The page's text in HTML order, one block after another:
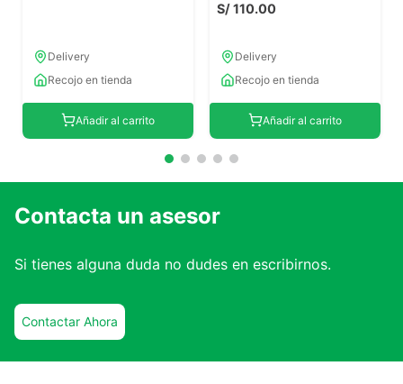
Delivery
Recojo en tienda
Añadir al carrito
S/110.00
Delivery
Recojo en tienda
Añadir al carrito
Contacta un asesor
Si tienes alguna duda no dudes en escribirnos.
Contactar Ahora